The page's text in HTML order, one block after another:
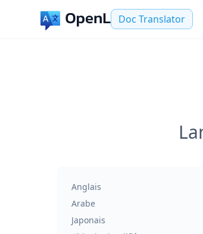
Doc Translator
Anglais
Arabe
Japonais